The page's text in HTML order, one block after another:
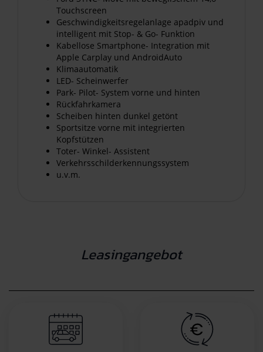
Touchscreen
Geschwindigkeitsregelanlage apadpiv und
intelligent mit Stop- & Go- Funktion
Kabellose Smartphone- Integration mit
Apple Carplay und AndroidAuto
Klimaautomatik
LED- Scheinwerfer
Park- Pilot- System vorne und hinten
Rückfahrkamera
Scheiben hinten dunkel getönt
Sportsitze vorne mit integrierten
Kopfstützen
Toter- Winkel- Assistent
Verkehrsschilderkennungssystem
u.v.m.
Leasingangebot